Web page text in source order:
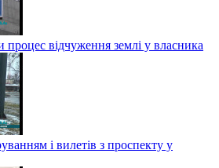
процес відчуження землі у власника
і вилетів з проспекту у